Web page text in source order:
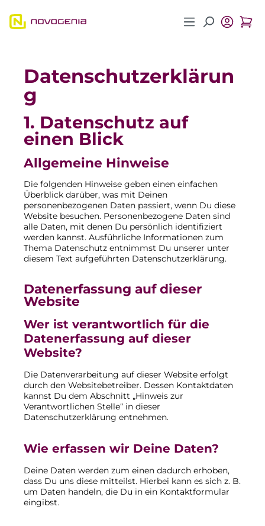
Zum Hauptinhalt springen
Datenschutzerklärun
g
1. Datenschutz auf
einen Blick
Allgemeine Hinweise
Die folgenden Hinweise geben einen einfachen
Überblick darüber, was mit Deinen
personenbezogenen Daten passiert, wenn Du diese
Website besuchen. Personenbezogene Daten sind
alle Daten, mit denen Du persönlich identifiziert
werden kannst. Ausführliche Informationen zum
Thema Datenschutz entnimmst Du unserer unter
diesem Text aufgeführten Datenschutzerklärung.
Datenerfassung auf dieser
Website
Wer ist verantwortlich für die
Datenerfassung auf dieser
Website?
Die Datenverarbeitung auf dieser Website erfolgt
durch den Websitebetreiber. Dessen Kontaktdaten
kannst Du dem Abschnitt „Hinweis zur
Verantwortlichen Stelle“ in dieser
Datenschutzerklärung entnehmen.
Wie erfassen wir Deine Daten?
Deine Daten werden zum einen dadurch erhoben,
dass Du uns diese mitteilst. Hierbei kann es sich z. B.
um Daten handeln, die Du in ein Kontaktformular
eingibst.